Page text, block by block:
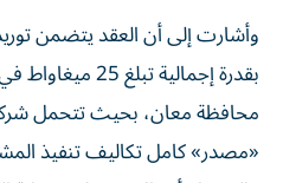
بقدرة إجمالية
محافظة معان، بحيث تتحمل
«مصدر» كامل تكاليف تنفيذ